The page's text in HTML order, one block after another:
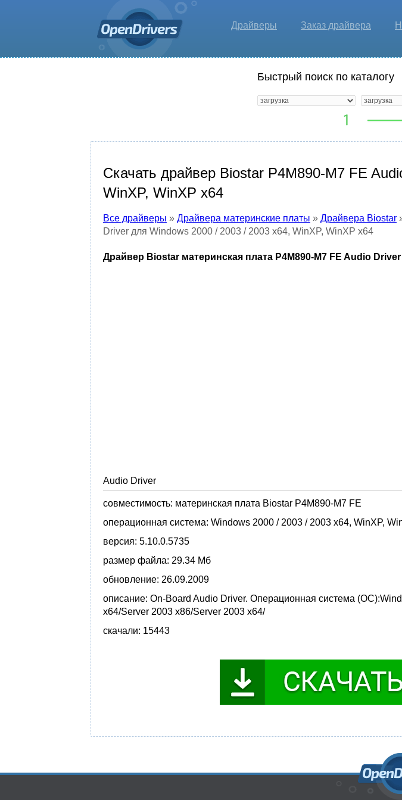
Драйверы Заказ драйвера
Быстрый поиск по каталогу
Скачать драйвер Biostar P4M890-M7 FE
WinXP, WinXP x64
Все драйверы » Драйвера материнские платы » Драйвера Biostar
Driver для Windows 2000 / 2003 / 2003 x64, WinXP, WinXP x64
Драйвер Biostar материнская плата P4M890-M7 FE Audio
Audio Driver
совместимость: материнская плата Biostar P4M890-M7 FE
операционная система: Windows 2000 / 2003 / 2003 x64, WinXP,
версия: 5.10.0.5735
размер файла: 29.34 Мб
обновление: 26.09.2009
описание: On-Board Audio Driver. Операционная система
x64/Server 2003 x86/Server 2003 x64/
скачали: 15443